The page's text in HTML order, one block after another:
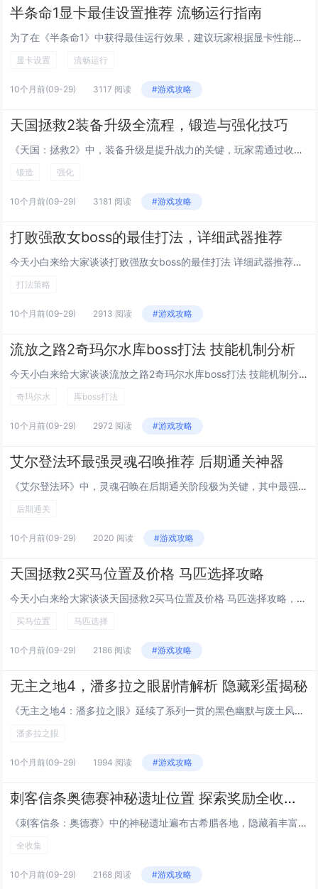
半条命1显卡最佳设置推荐 流畅运行指南
为了在《半条命1》中获得最佳运行效果，建议玩家根据显卡性能进行合理设置，对于较老或集成显卡，应将分辨率调至800×600或以下，关闭抗锯齿和各向异性过滤，纹理质量设为中低，以确保游戏流畅运行，若使用性能较好的独立显卡，可适当提升分辨率至10...
显卡设置 流畅运行
10个月前(09-29) 3117 阅读 #游戏攻略
天国拯救2装备升级全流程，锻造与强化技巧
《天国：拯救2》中，装备升级是提升战力的关键，玩家需通过收集材料、前往铁匠铺进行锻造与强化，优先升级常用武器和防具，利用高品质材料可大幅提升属性，掌握铁匠技能树，解锁高级制作选项，并合理分配资源，不同地区铁匠提供独特配方，建议多探索，维修装...
锻造 强化
10个月前(09-29) 3181 阅读 #游戏攻略
打败强敌女boss的最佳打法，详细武器推荐
今天小白来给大家谈谈打败强敌女boss的最佳打法 详细武器推荐，以及打败强敌女boss的最佳打法 详细武器推荐对应的知识点，希望对大家有所帮助，不要忘了收藏本站呢今天给各位分享打败强敌女boss的最佳打法 详细武器推荐的知识，其中也会对打败...
打法策略
10个月前(09-29) 2913 阅读 #游戏攻略
流放之路2奇玛尔水库boss打法 技能机制分析
今天小白来给大家谈谈流放之路2奇玛尔水库boss打法 技能机制分析，以及流放之路马奇纳护手对应的知识点，希望对大家有所帮助，不要忘了收藏本站呢今天给各位分享流放之路2奇玛尔水库boss打法 技能机制分析的知识，其中也会对流放之路马奇纳护手进...
奇玛尔水 库boss打法
10个月前(09-29) 2972 阅读 #游戏攻略
艾尔登法环最强灵魂召唤推荐 后期通关神器
《艾尔登法环》中，灵魂召唤在后期通关阶段极为关键，其中最强力的灵魂召唤推荐包括“死亡怨魂”、“黑刀刺客”和“巨剑骑士”，死亡怨魂拥有高爆发伤害与范围攻击能力，适合清理杂兵；黑刀刺客攻速快、机动性强，能有效牵制强敌；巨剑骑士则具备强大单体输出...
后期通关
10个月前(09-29) 2020 阅读 #游戏攻略
天国拯救2买马位置及价格 马匹选择攻略
今天小白来给大家谈谈天国拯救2买马位置及价格 马匹选择攻略，以及天国拯救买两匹马对应的知识点，希望对大家有所帮助，不要忘了收藏本站呢今天给各位分享天国拯救2买马位置及价格 马匹选择攻略的知识，其中也会对天国拯救买两匹马进行解释，如果能碰巧解...
买马位置 马匹选择
10个月前(09-29) 2186 阅读 #游戏攻略
无主之地4，潘多拉之眼剧情解析 隐藏彩蛋揭秘
《无主之地4：潘多拉之眼》延续了系列一贯的黑色幽默与废土风格，剧情围绕新主角与神秘组织“潘多拉之眼”展开，揭示潘多拉星球深藏的远古秘辛，游戏通过碎片化叙事和环境细节，逐步揭露前作角色的下落及宇宙级威胁的觉醒，隐藏彩蛋遍布地图各处，致敬历代经...
潘多拉之眼
10个月前(09-29) 1994 阅读 #游戏攻略
刺客信条奥德赛神秘遗址位置 探索奖励全收集，一场穿越时空的考古式寻宝大冒险
《刺客信条：奥德赛》中的神秘遗址遍布古希腊各地，隐藏着丰富的探索奖励与独特谜题，玩家需穿越险峻山地、古老废墟与隐秘洞穴，寻找如“亚特兰蒂斯神殿”等传说地点，每个遗址不仅蕴含珍贵装备与大量经验值，还揭示了伊述文明的神秘背景，通过解密壁画、激活...
全收集
10个月前(09-29) 2168 阅读 #游戏攻略